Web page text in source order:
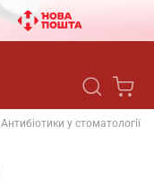
Антибіотики у стоматології